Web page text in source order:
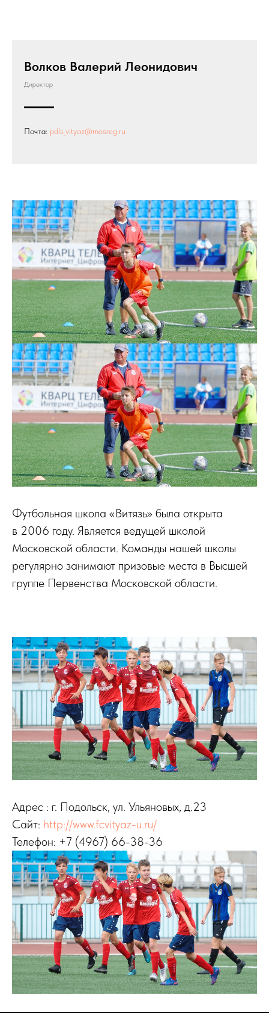
Волков Валерий Леонидович
Директор
Почта: pdls_vityaz@mosreg.ru
Футбольная школа «Витязь» была открыта
в 2006 году. Является ведущей школой
Московской области. Команды нашей школы
регулярно занимают призовые места в Высшей
группе Первенства Московской области.
Адрес : г. Подольск, ул. Ульяновых, д.23
Сайт: http://www.fcvityaz-u.ru/
Телефон: +7 (4967) 66-38-36